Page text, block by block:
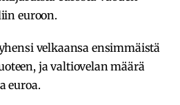
euroon.
velkaansa ensimmäistä
ja valtiovelan määrä
euroa.